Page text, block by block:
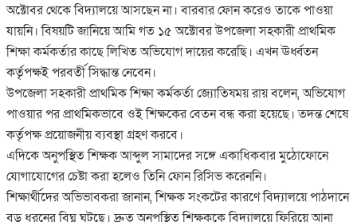
অক্টোবর থেকে বিদ্যালয়ে আসছেন না। বারবার ফোন করেও তাকে পাওয়া
যায়নি। বিষয়টি জানিয়ে আমি গত ১৫ অক্টোবর উপজেলা সহকারী প্রাথমিক
শিক্ষা কর্মকর্তার কাছে লিখিত অভিযোগ দায়ের করেছি। এখন ঊর্ধ্বতন
কর্তৃপক্ষই পরবর্তী সিদ্ধান্ত নেবেন।
উপজেলা সহকারী প্রাথমিক শিক্ষা কর্মকর্তা জ্যোতিষময় রায় বলেন, অভিযোগ
পাওয়ার পর প্রাথমিকভাবে ওই শিক্ষকের বেতন বন্ধ করা হয়েছে। তদন্ত শেষে
কর্তৃপক্ষ প্রয়োজনীয় ব্যবস্থা গ্রহণ করবে।
এদিকে অনুপস্থিত শিক্ষক আব্দুল সামাদের সঙ্গে একাধিকবার মুঠোফোনে
যোগাযোগের চেষ্টা করা হলেও তিনি ফোন রিসিভ করেননি।
শিক্ষার্থীদের অভিভাবকরা জানান, শিক্ষক সংকটের কারণে বিদ্যালয়ে পাঠদানে
বড় ধরনের বিঘ্ন ঘটছে। দ্রুত অনুপস্থিত শিক্ষককে বিদ্যালয়ে ফিরিয়ে আনা